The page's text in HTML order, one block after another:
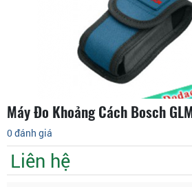
Máy Đo Khoảng Cách Bosch
0 đánh giá
Liên hệ